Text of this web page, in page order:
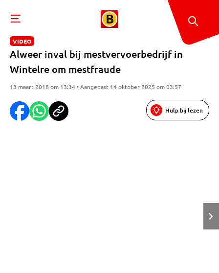
VIDEO
Alweer inval bij mestvervoerbedrijf in
Wintelre om mestfraude
13 maart 2018 om 13:34 • Aangepast 14 oktober 2025 om 03:57
Hulp bij lezen